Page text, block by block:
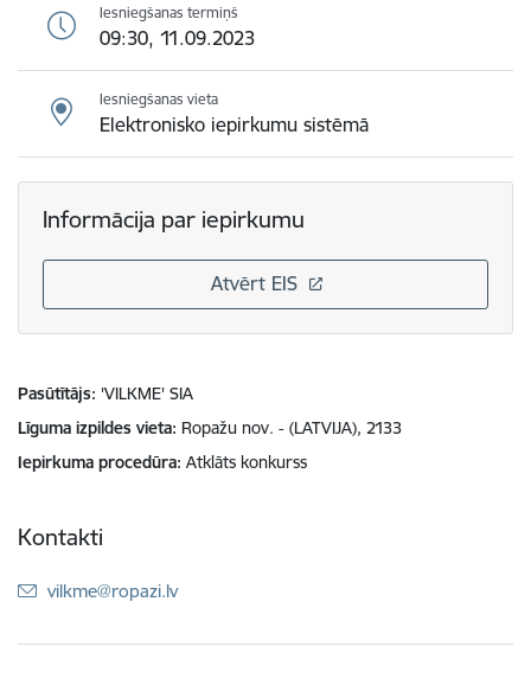
Iesniegšanas termiņš
09:30, 11.09.2023
Iesniegšanas vieta
Elektronisko iepirkumu sistēmā
Informācija par iepirkumu
Atvērt EIS
Pasūtītājs 'VILKME' SIA
Līguma izpildes vieta Ropažu nov. - (LATVIJA), 2133
Iepirkuma procedūra Atklāts konkurss
Kontakti
E-pasts:
vilkme@ropazi.lv